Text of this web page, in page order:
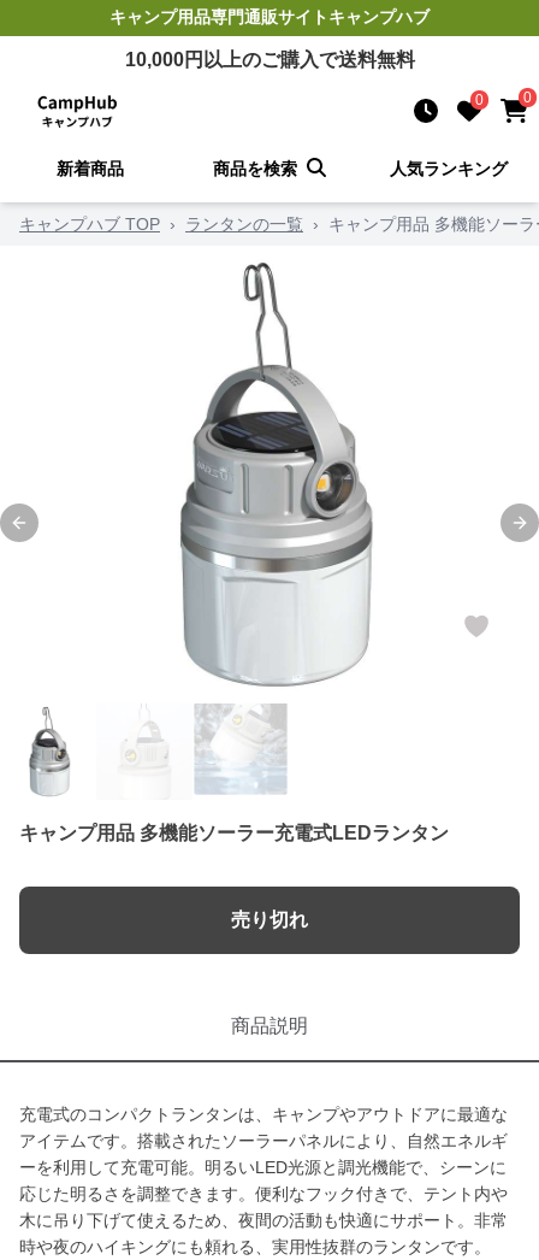
キャンプ用品専門通販サイトキャンプハブ
10,000円以上のご購入で送料無料
0 0
新着商品 商品を検索 人気ランキング
キャンプハブ TOP › ランタンの一覧 › キャンプ用品 多機能ソー
Previous slide
キャンプ用品 多機能ソーラー充電式LEDランタン
売り切れ
商品説明
充電式のコンパクトランタンは、キャンプやアウトドアに最適な
アイテムです。搭載されたソーラーパネルにより、自然エネルギ
ーを利用して充電可能。明るいLED光源と調光機能で、シーンに
応じた明るさを調整できます。便利なフック付きで、テント内や
木に吊り下げて使えるため、夜間の活動も快適にサポート。非常
時や夜のハイキングにも頼れる、実用性抜群のランタンです。